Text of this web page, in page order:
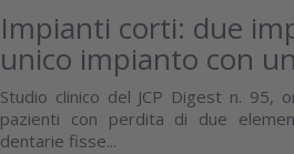
Impianti corti: due
unico impianto con
Studio clinico del JCP Digest n. 95,
pazienti con perdita di due
dentarie fisse...